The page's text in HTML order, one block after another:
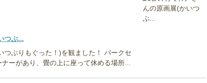
つぶ...
つぶりもぐった！)を観ました！ パークセ
ーがあり、畳の上に座って休める場所...